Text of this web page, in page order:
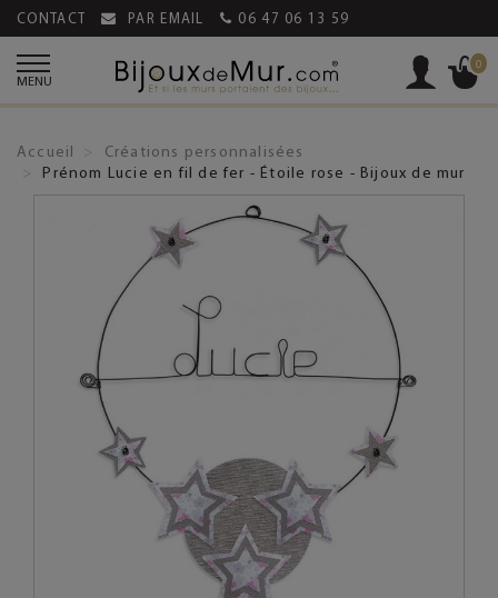
CONTACT PAR EMAIL 06 47 06 13 59
MENU
0
Accueil
Créations personnalisées
Prénom Lucie en fil de fer - Étoile rose - Bijoux de mur